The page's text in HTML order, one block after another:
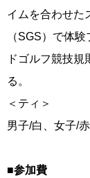
イムを合わせた
（SGS）で体
ドゴルフ競技規
る。
＜ティ＞
男子/白、女子/赤
■参加費